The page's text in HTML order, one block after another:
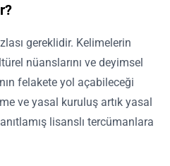
gereklidir. Kelimelerin
nüanslarını ve deyimsel
felakete yol açabileceği
ve yasal kuruluş artık yasal
lisanslı tercümanlara